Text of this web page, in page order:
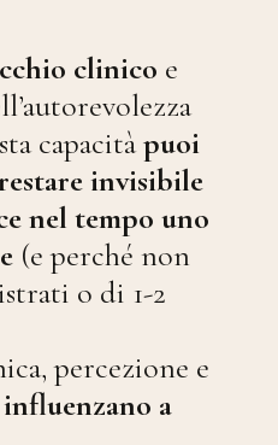
clinico e
capacitàpuoi
invisibile
nel tempo uno
(e perché non
o di 1-2
percezione e
a